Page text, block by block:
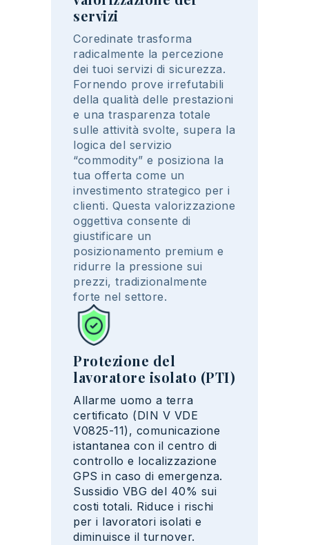
servizi
Coredinate trasforma
radicalmente la percezione
dei tuoi servizi di sicurezza.
Fornendo prove irrefutabili
della qualità delle prestazioni
e una trasparenza totale
sulle attività svolte, supera la
logica del servizio
“commodity” e posiziona la
tua offerta come un
investimento strategico per i
clienti. Questa valorizzazione
oggettiva consente di
giustificare un
posizionamento premium e
ridurre la pressione sui
prezzi, tradizionalmente
forte nel settore.
Protezione del
lavoratore isolato (PTI)
Allarme uomo a terra
certificato (DIN V VDE
V0825-11), comunicazione
istantanea con il centro di
controllo e localizzazione
GPS in caso di emergenza.
Sussidio VBG del 40% sui
costi totali. Riduce i rischi
per i lavoratori isolati e
diminuisce il turnover.